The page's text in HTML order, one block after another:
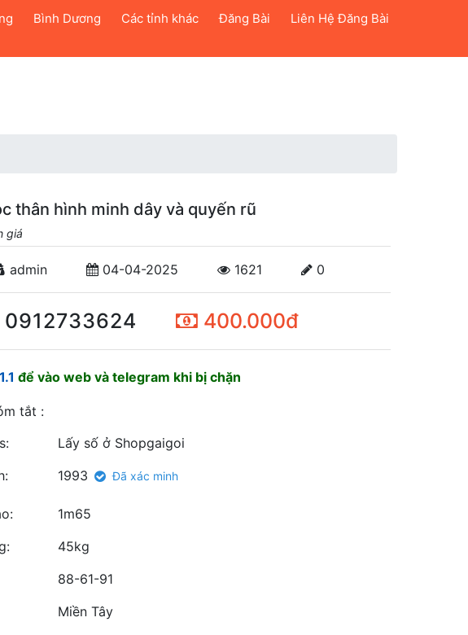
Bình Dương Các tỉnh khác Đăng Bài Liên Hệ Đăng Bài
thân hình minh dây và quyến rũ
giá
admin 04-04-2025 1621 0
0912733624 400.000đ
để vào web và telegram khi bị chặn
tắt :
Lấy số ở Shopgaigoi
1993 Đã xác minh
1m65
45kg
88-61-91
Miền Tây